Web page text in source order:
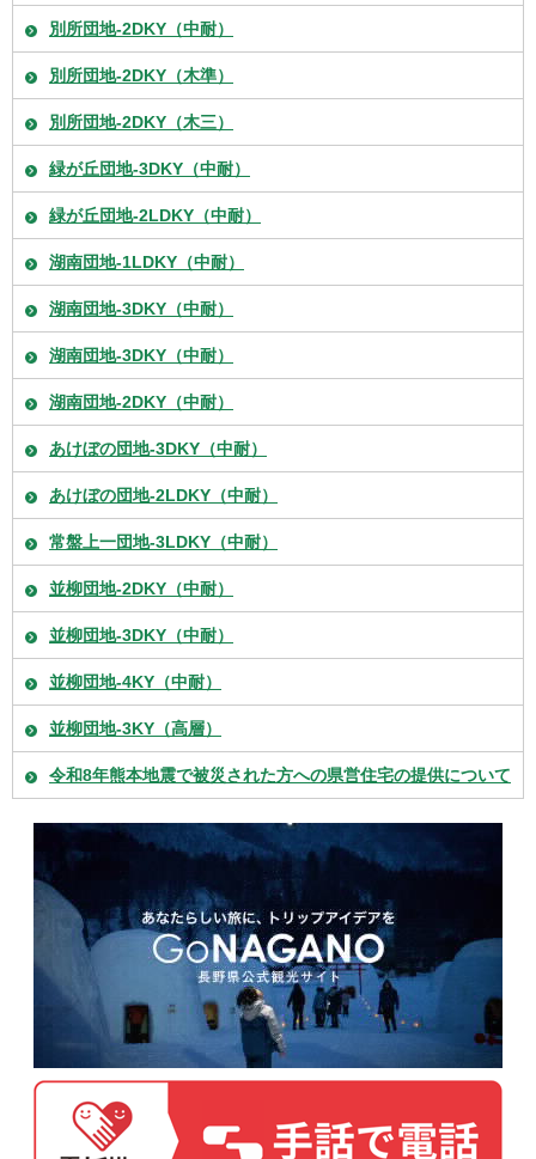
別所団地-2DKY（中耐）
別所団地-2DKY（木準）
別所団地-2DKY（木三）
緑が丘団地-3DKY（中耐）
緑が丘団地-2LDKY（中耐）
湖南団地-1LDKY（中耐）
湖南団地-3DKY（中耐）
湖南団地-3DKY（中耐）
湖南団地-2DKY（中耐）
あけぼの団地-3DKY（中耐）
あけぼの団地-2LDKY（中耐）
常盤上一団地-3LDKY（中耐）
並柳団地-2DKY（中耐）
並柳団地-3DKY（中耐）
並柳団地-4KY（中耐）
並柳団地-3KY（高層）
令和8年熊本地震で被災された方への県営住宅の提供について